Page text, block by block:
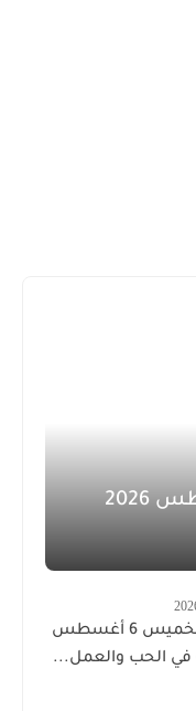
أبراج اليوم الجمعة 7 أغسطس 2026
أبراج اليوم الخميس 6 أغسطس